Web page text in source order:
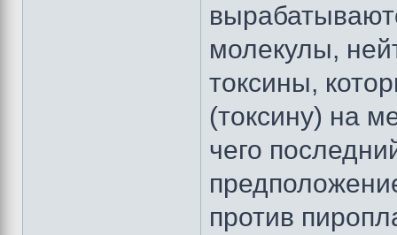
молекулы,
токсины,
(токсину) на
чего
против